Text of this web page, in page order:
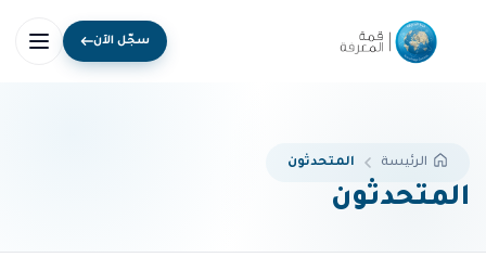
سجّل الآن
الرئيسة المتحدثون
المتحدثون